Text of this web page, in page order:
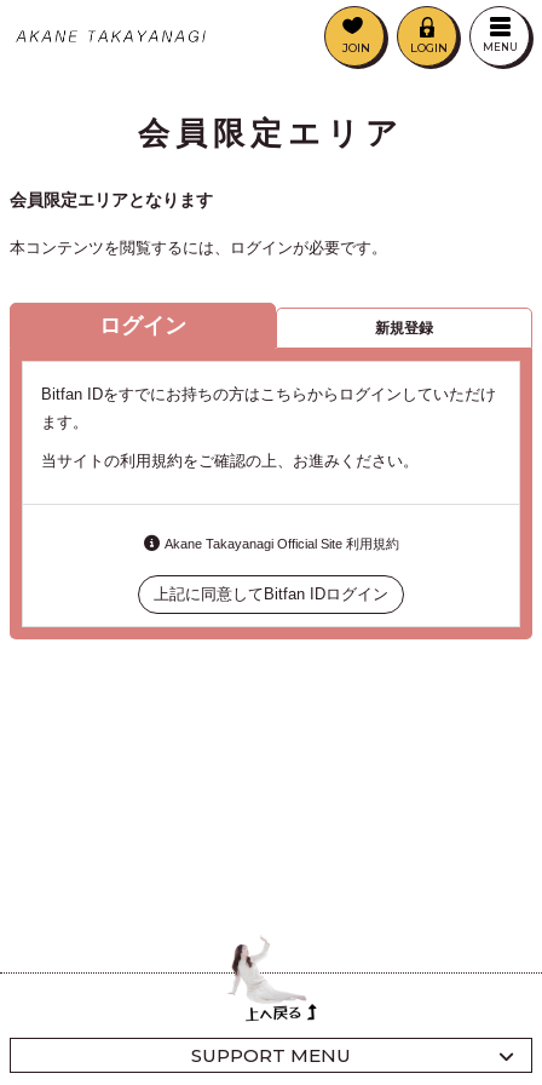
JOIN LOGIN MENU
会員限定エリア
会員限定エリアとなります
本コンテンツを閲覧するには、ログインが必要です。
ログイン 新規登録
Bitfan IDをすでにお持ちの方はこちらからログインしていただけ
ます。
当サイトの利用規約をご確認の上、お進みください。
Akane Takayanagi Official Site 利用規約
上記に同意してBitfan IDログイン
SUPPORT MENU